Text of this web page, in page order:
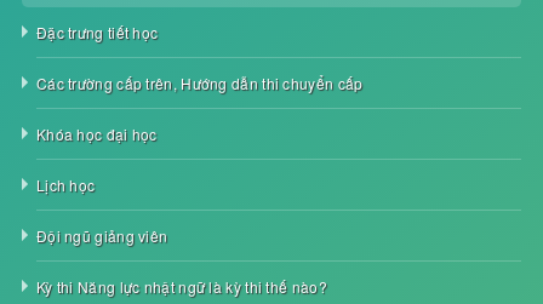
Đặc trưng tiết học
Các trường cấp trên, Hướng dẫn thi chuyển cấp
Khóa học đại học
Lịch học
Đội ngũ giảng viên
Kỳ thi Năng lực nhật ngữ là kỳ thi thế nào?